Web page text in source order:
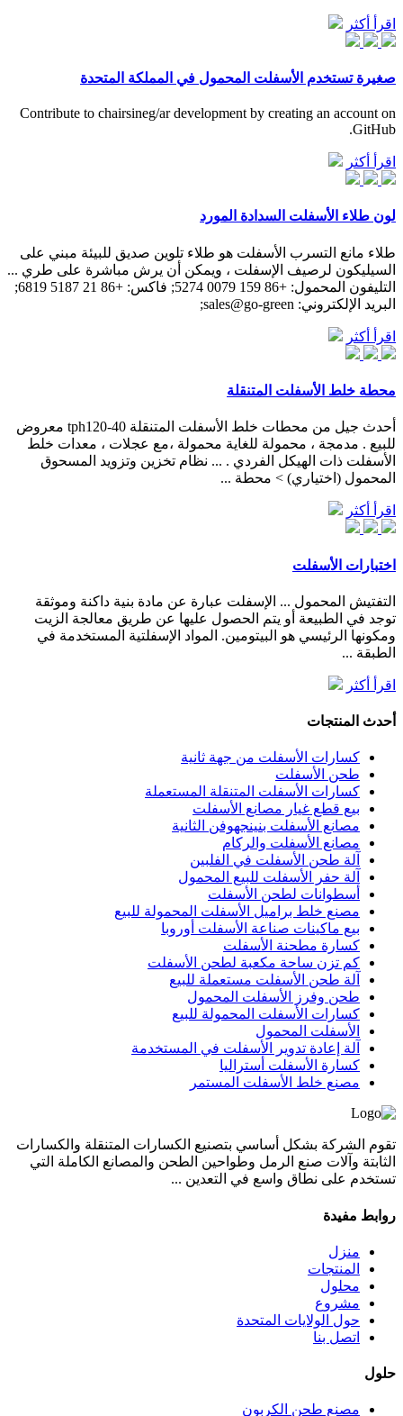
اقرأ أكثر
صغيرة تستخدم الأسفلت المحمول في المملكة المتحدة
Contribute to chairsineg/ar development by creating an account on
GitHub.
اقرأ أكثر
لون طلاء الأسفلت السدادة المورد
طلاء مانع التسرب الأسفلت هو طلاء تلوين صديق للبيئة مبني على
السيليكون لرصيف الإسفلت ، ويمكن أن يرش مباشرة على طري ...
التليفون المحمول: +86 159 0079 5274; فاكس: +86 21 5187 6819;
البريد الإلكتروني: sales@go-green;
اقرأ أكثر
محطة خلط الأسفلت المتنقلة
أحدث جيل من محطات خلط الأسفلت المتنقلة tph120-40 معروض
للبيع . مدمجة ، محمولة للغاية محمولة ،مع عجلات ، معدات خلط
الأسفلت ذات الهيكل الفردي . ... نظام تخزين وتزويد المسحوق
المحمول (اختياري) > محطة ...
اقرأ أكثر
اختبارات الأسفلت
التفتيش المحمول ... الإسفلت عبارة عن مادة بنية داكنة وموثقة
توجد في الطبيعة أو يتم الحصول عليها عن طريق معالجة الزيت
ومكونها الرئيسي هو البيتومين. المواد الإسفلتية المستخدمة في
الطبقة ...
اقرأ أكثر
أحدث المنتجات
كسارات الأسفلت من جهة ثانية
طحن الأسفلت
كسارات الأسفلت المتنقلة المستعملة
بيع قطع غيار مصانع الأسفلت
مصانع الأسفلت بنينجهوفن الثانية
مصانع الأسفلت والركام
آلة طحن الأسفلت في الفلبين
آلة حفر الأسفلت للبيع المحمول
أسطوانات لطحن الأسفلت
مصنع خلط براميل الأسفلت المحمولة للبيع
بيع ماكينات صناعة الأسفلت أوروبا
كسارة مطحنة الأسفلت
كم تزن ساحة مكعبة لطحن الأسفلت
آلة طحن الأسفلت مستعملة للبيع
طحن وفرز الأسفلت المحمول
كسارات الأسفلت المحمولة للبيع
الأسفلت المحمول
آلة إعادة تدوير الأسفلت في المستخدمة
كسارة الأسفلت أستراليا
مصنع خلط الأسفلت المستمر
تقوم الشركة بشكل أساسي بتصنيع الكسارات المتنقلة والكسارات
الثابتة وآلات صنع الرمل وطواحين الطحن والمصانع الكاملة التي
تستخدم على نطاق واسع في التعدين ...
روابط مفيدة
منزل
المنتجات
محلول
مشروع
حول الولايات المتحدة
اتصل بنا
حلول
مصنع طحن الكربون